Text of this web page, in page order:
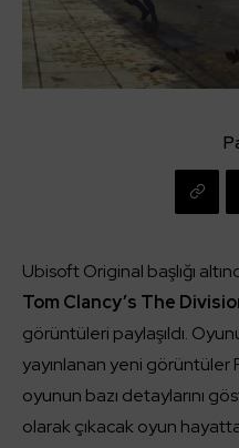
Ubisoft Original başlığı
Tom Clancy’s The
görüntüleri paylaşıldı.
yayınlanan yeni görüntüler
oyunun bazı detaylarını
olarak çıkacak oyun